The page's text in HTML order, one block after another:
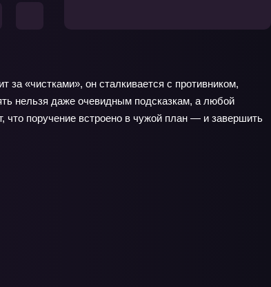
за «чистками», он сталкивается с противником,
нельзя даже очевидным подсказкам, а любой
что поручение встроено в чужой план — и завершить